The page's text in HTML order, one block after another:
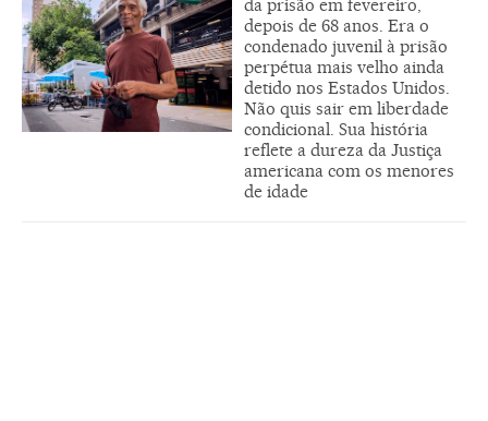
da prisão em fevereiro,
depois de 68 anos. Era o
condenado juvenil à prisão
perpétua mais velho ainda
detido nos Estados Unidos.
Não quis sair em liberdade
condicional. Sua história
reflete a dureza da Justiça
americana com os menores
de idade